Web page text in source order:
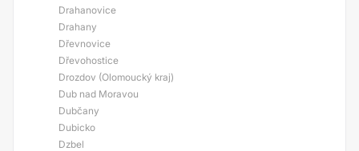
Drahanovice
Drahany
Dřevnovice
Dřevohostice
Drozdov (Olomoucký kraj)
Dub nad Moravou
Dubčany
Dubicko
Dzbel